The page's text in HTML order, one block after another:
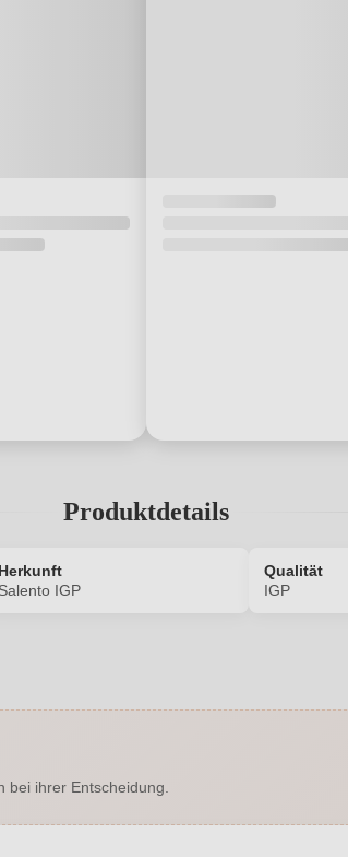
Produktdetails
Herkunft
Salento IGP
Qualität
IGP
ihrer Entscheidung.